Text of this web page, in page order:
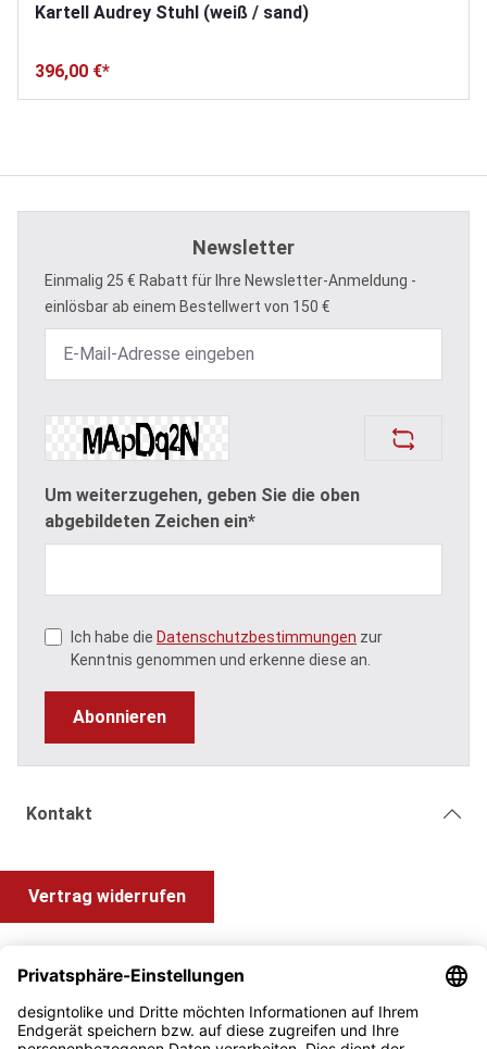
Kartell Audrey Stuhl (weiß / sand)
396,00 €*
Newsletter
Einmalig 25 € Rabatt für Ihre Newsletter-Anmeldung -
einlösbar ab einem Bestellwert von 150 €
Um weiterzugehen, geben Sie die oben
abgebildeten Zeichen ein*
Ich habe die Datenschutzbestimmungen zur
Kenntnis genommen und erkenne diese an.
Abonnieren
Kontakt
Vertrag widerrufen
Information und Impressum